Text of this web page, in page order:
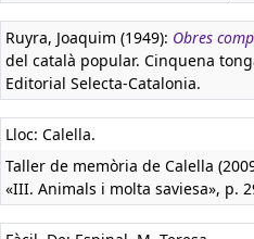
Ruyra, Joaquim (1949): Obres
del català popular. Cinquena
Editorial Selecta-Catalonia.
Lloc: Calella.
Taller de memòria de Calella
«III. Animals i molta saviesa», p.